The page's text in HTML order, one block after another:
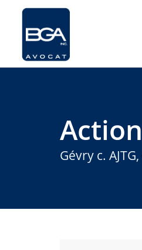
Gévry c.